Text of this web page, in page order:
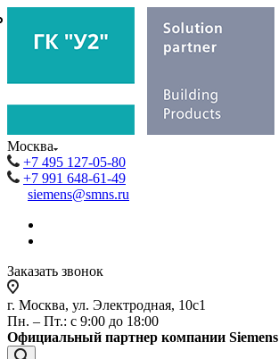
Москва
+7 495 127-05-80
+7 991 648-61-49
siemens@smns.ru
Заказать звонок
г. Москва, ул. Электродная, 10с1
Пн. – Пт.: с 9:00 до 18:00
Официальный партнер компании Siemens